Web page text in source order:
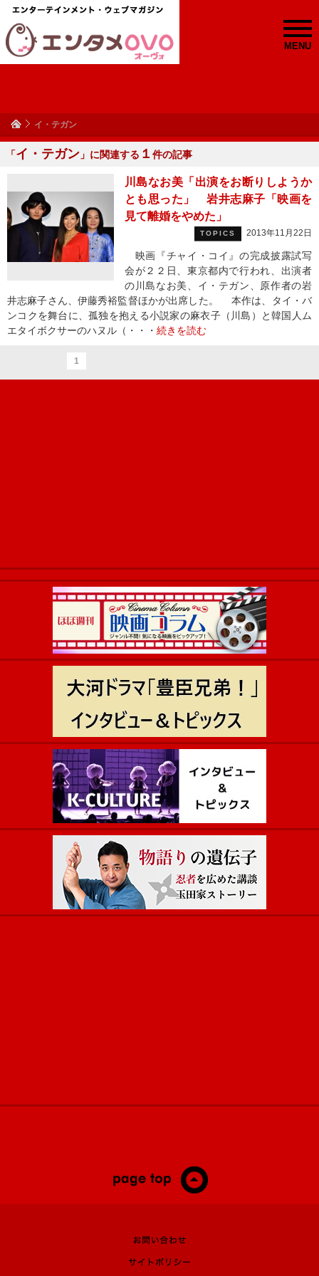
MENU
イ・テガン
「イ・テガン 」に関連する １ 件の記事
川島なお美「出演をお断りしようか
とも思った」 岩井志麻子「映画を
見て離婚をやめた」
TOPICS 2013年11月22日
映画『チャイ・コイ』の完成披露試写
会が２２日、東京都内で行われ、出演者
の川島なお美、イ・テガン、原作者の岩
井志麻子さん、伊藤秀裕監督ほかが出席した。 本作は、タイ・バ
ンコクを舞台に、孤独を抱える小説家の麻衣子（川島）と韓国人ム
エタイボクサーのハヌル（・・・ 続きを読む
1